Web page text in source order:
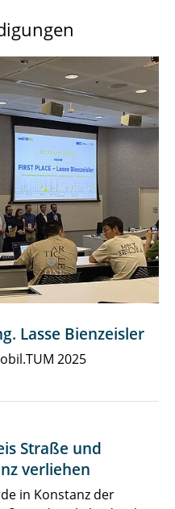
Lasse Bienzeisler
2025
Straße und
verliehen
in Konstanz der